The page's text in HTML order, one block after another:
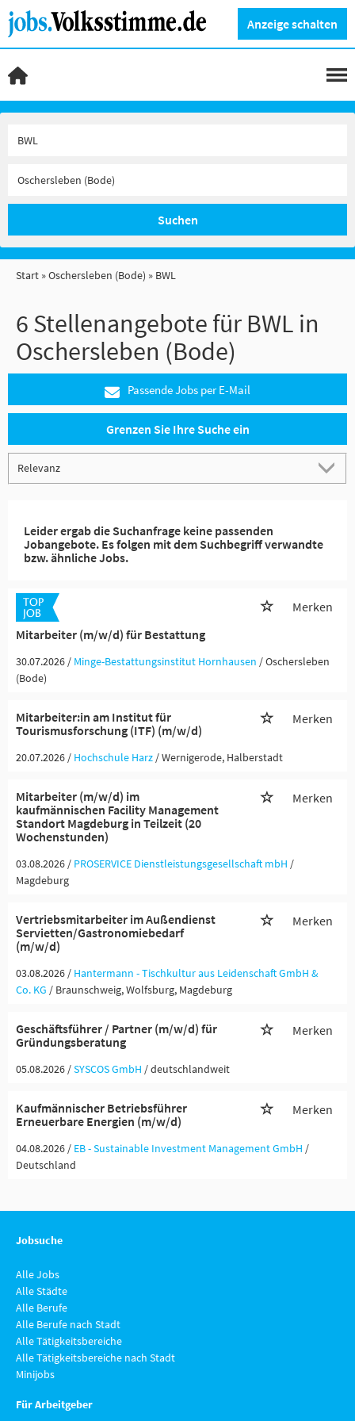
Anzeige schalten
Suchen
Start Oschersleben (Bode) BWL
6 Stellenangebote für BWL in
Oschersleben (Bode)
Passende Jobs per E-Mail
Grenzen Sie Ihre Suche ein
Leider ergab die Suchanfrage keine passenden
Jobangebote. Es folgen mit dem Suchbegriff verwandte
bzw. ähnliche Jobs.
Mitarbeiter (m/w/d) für Bestattung
Merken
30.07.2026 / Minge-Bestattungsinstitut Hornhausen / Oschersleben
(Bode)
Mitarbeiter:in am Institut für
Tourismusforschung (ITF) (m/w/d)
Merken
20.07.2026 / Hochschule Harz / Wernigerode, Halberstadt
Mitarbeiter (m/w/d) im
kaufmännischen Facility Management
Standort Magdeburg in Teilzeit (20
Wochenstunden)
Merken
03.08.2026 / PROSERVICE Dienstleistungsgesellschaft mbH /
Magdeburg
Vertriebsmitarbeiter im Außendienst
Servietten/Gastronomiebedarf
(m/w/d)
Merken
03.08.2026 / Hantermann - Tischkultur aus Leidenschaft GmbH &
Co. KG / Braunschweig, Wolfsburg, Magdeburg
Geschäftsführer / Partner (m/w/d) für
Gründungsberatung
Merken
05.08.2026 /SYSCOS GmbH / deutschlandweit
Kaufmännischer Betriebsführer
Erneuerbare Energien (m/w/d)
Merken
04.08.2026 / EB - Sustainable Investment Management GmbH /
Deutschland
Jobsuche
Alle Jobs
Alle Städte
Alle Berufe
Alle Berufe nach Stadt
Alle Tätigkeitsbereiche
Alle Tätigkeitsbereiche nach Stadt
Minijobs
Für Arbeitgeber